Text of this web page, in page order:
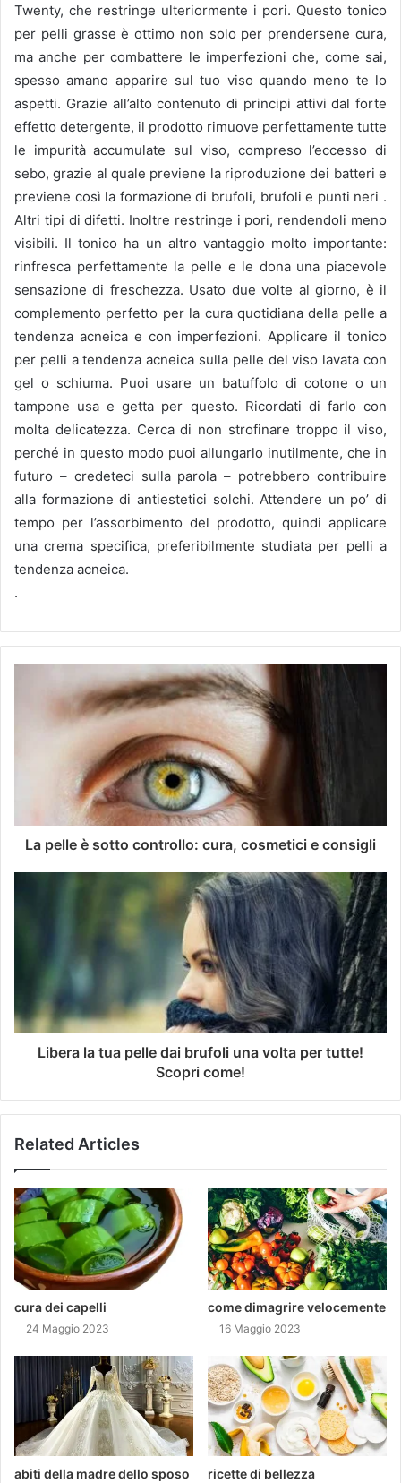
Twenty, che restringe ulteriormente i pori. Questo tonico
per pelli grasse è ottimo non solo per prendersene cura,
ma anche per combattere le imperfezioni che, come sai,
spesso amano apparire sul tuo viso quando meno te lo
aspetti. Grazie all’alto contenuto di principi attivi dal forte
effetto detergente, il prodotto rimuove perfettamente tutte
le impurità accumulate sul viso, compreso l’eccesso di
sebo, grazie al quale previene la riproduzione dei batteri e
previene così la formazione di brufoli, brufoli e punti neri .
Altri tipi di difetti. Inoltre restringe i pori, rendendoli meno
visibili. Il tonico ha un altro vantaggio molto importante:
rinfresca perfettamente la pelle e le dona una piacevole
sensazione di freschezza. Usato due volte al giorno, è il
complemento perfetto per la cura quotidiana della pelle a
tendenza acneica e con imperfezioni. Applicare il tonico
per pelli a tendenza acneica sulla pelle del viso lavata con
gel o schiuma. Puoi usare un batuffolo di cotone o un
tampone usa e getta per questo. Ricordati di farlo con
molta delicatezza. Cerca di non strofinare troppo il viso,
perché in questo modo puoi allungarlo inutilmente, che in
futuro – credeteci sulla parola – potrebbero contribuire
alla formazione di antiestetici solchi. Attendere un po’ di
tempo per l’assorbimento del prodotto, quindi applicare
una crema specifica, preferibilmente studiata per pelli a
tendenza acneica.
.
La pelle è sotto controllo: cura, cosmetici e consigli
Libera la tua pelle dai brufoli una volta per tutte!
Scopri come!
Related Articles
cura dei capelli
24 Maggio 2023
come dimagrire velocemente
16 Maggio 2023
abiti della madre dello sposo ricette di bellezza